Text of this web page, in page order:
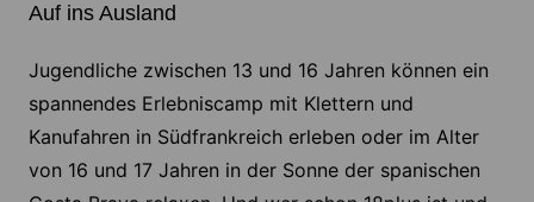
Auf ins Ausland
Jugendliche zwischen 13 und 16 Jahren können ein
spannendes Erlebniscamp mit Klettern und
Kanufahren in Südfrankreich erleben oder im Alter
von 16 und 17 Jahren in der Sonne der spanischen